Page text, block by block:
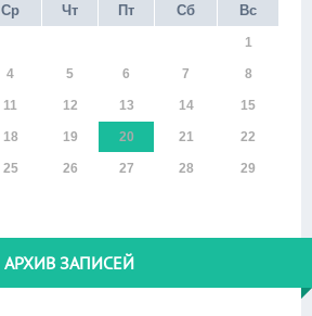
Ср Чт Пт Сб Вс
1
4 5 6 7 8
11 12 13 14 15
18 19 20 21 22
25 26 27 28 29
АРХИВ ЗАПИСЕЙ